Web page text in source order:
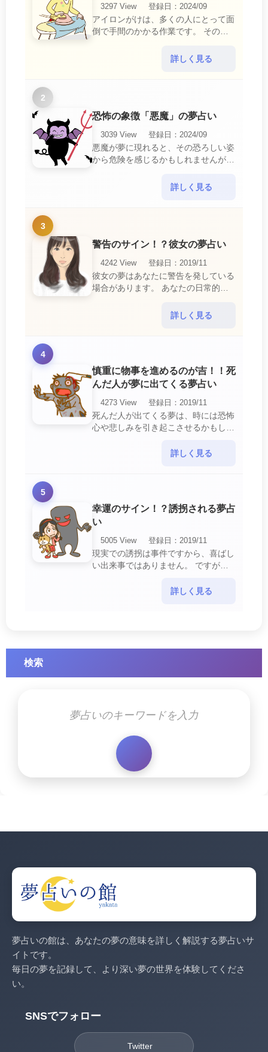
3297 View
登録日：2024/09
アイロンがけは、多くの人にとって面
倒で手間のかかる作業です。 そのた
中で感じるわずらわしさやストレスか
詳しく見る
2
恐怖の象徴「悪魔」の夢占い
3039 View
登録日：2024/09
悪魔が夢に現れると、その恐ろしい姿
から危険を感じるかもしれませんが、
詳しく見る
3
警告のサイン！？彼女の夢占い
4242 View
登録日：2019/11
彼女の夢はあなたに警告を発している
場合があります。 あなたの日常的な
詳しく見る
4
慎重に物事を進めるのが吉！！死
んだ人が夢に出てくる夢占い
4273 View
登録日：2019/11
死んだ人が出てくる夢は、時には恐怖
心や悲しみを引き起こさせるかもしれ
意して欲しいメッセージや警告を伝え
詳しく見る
5
幸運のサイン！？誘拐される夢占
い
5005 View
登録日：2019/11
現実での誘拐は事件ですから、喜ばし
い出来事ではありません。 ですが、
詳しく見る
検索
夢占いの館は、あなたの夢の意味を詳しく解説する夢占いサ
イトです。
毎日の夢を記録して、より深い夢の世界を体験してくださ
い。
SNSでフォロー
Twitter